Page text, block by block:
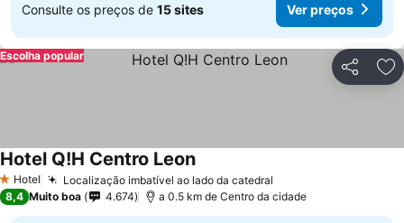
Consulte os preços de 15 sites Ver preços
Partilhar
Escolha popular
1 Estrelas
Hotel Localização imbatível ao lado da catedral
Hotel Q!H Centro LeonVer preços
8,4 Muito boa 4.674 a 0.5 km de Centro da cidade